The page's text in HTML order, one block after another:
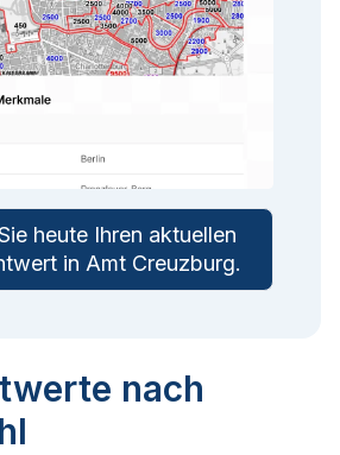
heute Ihren aktuellen
in Amt Creuzburg.
nach